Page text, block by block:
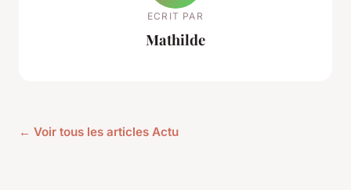
ECRIT PAR
Mathilde
← Voir tous les articles Actu